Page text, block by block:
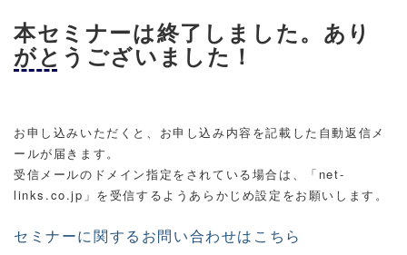
本セミナーは終了しました。あり
がとうございました！
お申し込みいただくと、お申し込み内容を記載した自動返信メ
ールが届きます。
受信メールのドメイン指定をされている場合は、「net-
links.co.jp」を受信するようあらかじめ設定をお願いします。
セミナーに関するお問い合わせはこちら